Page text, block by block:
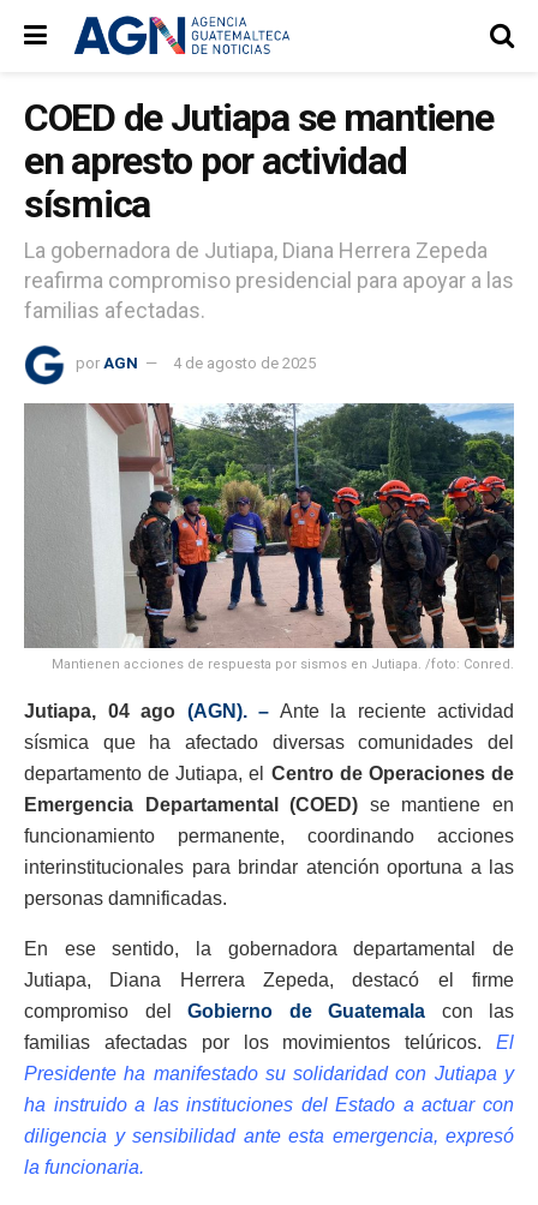
COED de Jutiapa se mantiene
en apresto por actividad
sísmica
La gobernadora de Jutiapa, Diana Herrera Zepeda
reafirma compromiso presidencial para apoyar a las
familias afectadas.
por AGN 4 de agosto de 2025
Mantienen acciones de respuesta por sismos en Jutiapa. /foto: Conred.
Jutiapa, 04 ago (AGN). – Ante la reciente actividad
sísmica que ha afectado diversas comunidades del
departamento de Jutiapa, el Centro de Operaciones de
Emergencia Departamental (COED) se mantiene en
funcionamiento permanente, coordinando acciones
interinstitucionales para brindar atención oportuna a las
personas damnificadas.
En ese sentido, la gobernadora departamental de
Jutiapa, Diana Herrera Zepeda, destacó el firme
compromiso del Gobierno de Guatemala
con las
familias afectadas por los movimientos telúricos. El
Presidente ha manifestado su solidaridad con Jutiapa y
ha instruido a las instituciones del Estado a actuar con
diligencia y sensibilidad ante esta emergencia, expresó
la funcionaria.